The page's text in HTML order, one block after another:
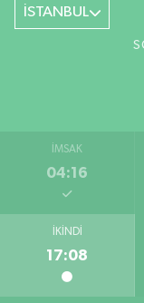
İSTANBUL
İMSAK
04:16
İKINDI
17:08